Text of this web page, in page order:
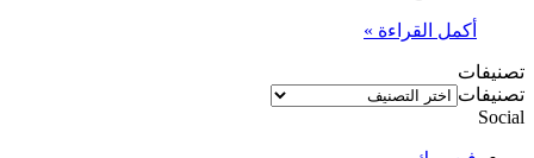
أكمل القراءة »
تصنيفات
تصنيفات
Social